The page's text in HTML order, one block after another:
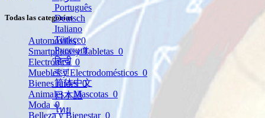
Português
Deutsch
Italiano
Türkçe
Русский
हिन्दी
বাংলা
简体中文
日本語
ไทย
Todas las categorías
Automóviles0
Smartphone y Tabletas 0
Electrónica 0
Muebles y Electrodomésticos 0
Bienes raíces0
Animales y Mascotas 0
Moda 0
Belleza y Bienestar 0